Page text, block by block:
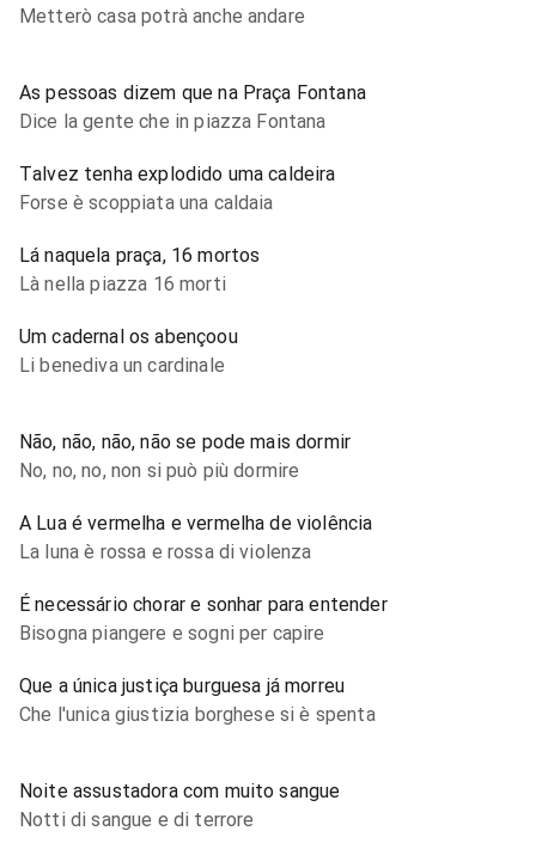
Metterò casa potrà anche andare
As pessoas dizem que na Praça Fontana
Dice la gente che in piazza Fontana
Talvez tenha explodido uma caldeira
Forse è scoppiata una caldaia
Lá naquela praça, 16 mortos
Là nella piazza 16 morti
Um cadernal os abençoou
Li benediva un cardinale
Não, não, não, não se pode mais dormir
No, no, no, non si può più dormire
A Lua é vermelha e vermelha de violência
La luna è rossa e rossa di violenza
É necessário chorar e sonhar para entender
Bisogna piangere e sogni per capire
Que a única justiça burguesa já morreu
Che l'unica giustizia borghese si è spenta
Noite assustadora com muito sangue
Notti di sangue e di terrore